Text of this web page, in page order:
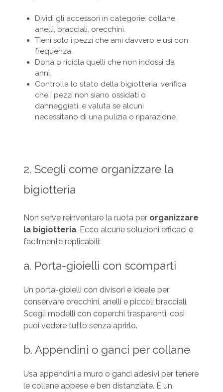
Dividi gli accessori in categorie: collane,
anelli, bracciali, orecchini.
Tieni solo i pezzi che ami davvero e usi con
frequenza.
Dona o ricicla quelli che non indossi da
anni.
Controlla lo stato della bigiotteria: verifica
che i pezzi non siano ossidati o
danneggiati, e valuta se alcuni
necessitano di una pulizia o riparazione.
2. Scegli come organizzare la
bigiotteria
Non serve reinventare la ruota per organizzare
la bigiotteria. Ecco alcune soluzioni efficaci e
facilmente replicabili:
a. Porta-gioielli con scomparti
Un porta-gioielli con divisori è ideale per
conservare orecchini, anelli e piccoli bracciali.
Scegli modelli con coperchi trasparenti, così
puoi vedere tutto senza aprirlo.
b. Appendini o ganci per collane
Usa appendini a muro o ganci adesivi per tenere
le collane appese e ben distanziate. È un